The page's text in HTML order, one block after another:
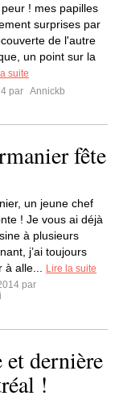
peur ! mes papilles
surprises par
de l'autre
un point sur la
suite
par Annickb
fête
un jeune chef
! Je vous ai déjà
à plusieurs
j’ai toujours
à alle...
Lire la suite
par
dernière
!